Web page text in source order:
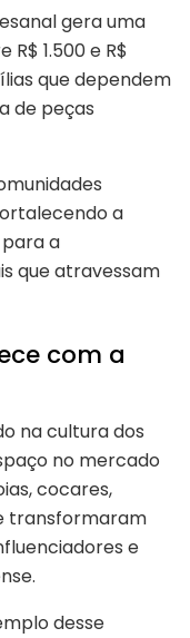
gera uma
1.500 e R$
que dependem
de peças
a
a
que atravessam
com a
na cultura dos
no mercado
cocares,
transformaram
e
desse